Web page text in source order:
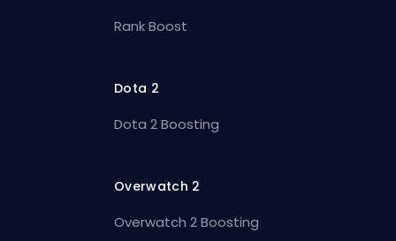
Rank Boost
Dota 2
Dota 2 Boosting
Overwatch 2
Overwatch 2 Boosting